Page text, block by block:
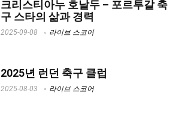
크리스티아누 호날두 – 포르투갈 축
구 스타의 삶과 경력
2025-09-08 라이브 스코어
2025년 런던 축구 클럽
2025-08-03 라이브 스코어